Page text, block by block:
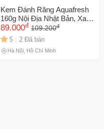
Kem Đánh Răng Aquafresh
160g Nội Địa Nhật Bản, Xanh
lá
89.000đ 109.200đ
5 2 Đã bán
Hà Nội, Hồ Chí Minh